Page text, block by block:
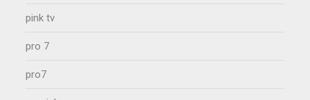
pink tv
pro 7
pro7